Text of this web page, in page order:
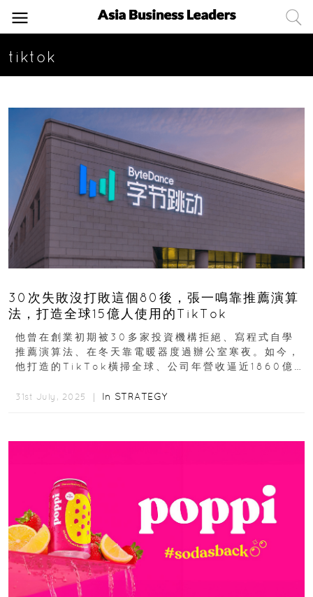
tiktok
30次失敗沒打敗這個80後，張一鳴靠推薦演算
法，打造全球15億人使用的TikTok
他曾在創業初期被30多家投資機構拒絕、寫程式自學
推薦演算法、在冬天靠電暖器度過辦公室寒夜。如今，
他打造的TikTok橫掃全球、公司年營收逼近1860億
31st July, 2025 ｜ In STRATEGY